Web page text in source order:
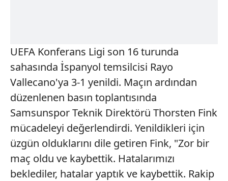
UEFA Konferans Ligi son 16 turunda
sahasında İspanyol temsilcisi Rayo
Vallecano'ya 3-1 yenildi. Maçın ardından
düzenlenen basın toplantısında
Samsunspor Teknik Direktörü Thorsten Fink
mücadeleyi değerlendirdi. Yenildikleri için
üzgün olduklarını dile getiren Fink, "Zor bir
maç oldu ve kaybettik. Hatalarımızı
beklediler, hatalar yaptık ve kaybettik. Rakip